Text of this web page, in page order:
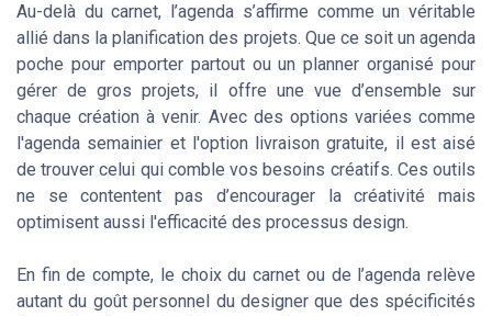
Au-delà du carnet, l’agenda s’affirme comme un véritable
allié dans la planification des projets. Que ce soit un agenda
poche pour emporter partout ou un planner organisé pour
gérer de gros projets, il offre une vue d’ensemble sur
chaque création à venir. Avec des options variées comme
l'agenda semainier et l'option livraison gratuite, il est aisé
de trouver celui qui comble vos besoins créatifs. Ces outils
ne se contentent pas d’encourager la créativité mais
optimisent aussi l'efficacité des processus design.
En fin de compte, le choix du carnet ou de l’agenda relève
autant du goût personnel du designer que des spécificités